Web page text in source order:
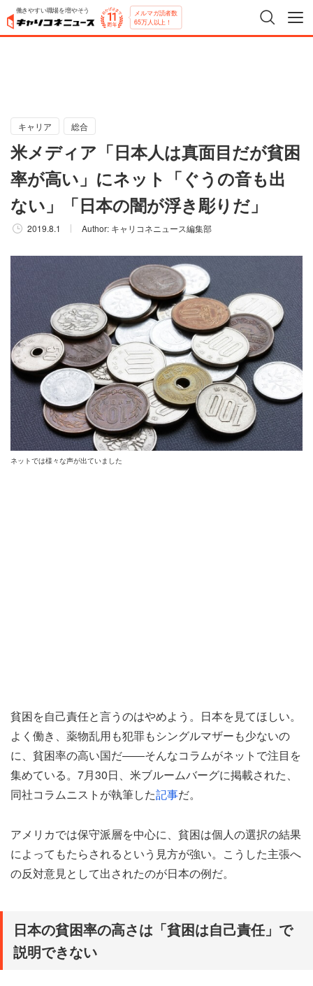
働きやすい職場を増やそう メルマガ読者数
65万人以上！
キャリア 総合
米メディア「日本人は真面目だが貧困
率が高い」にネット「ぐうの音も出
ない」「日本の闇が浮き彫りだ」
2019.8.1 Author: キャリコネニュース編集部
ネットでは様々な声が出ていました
貧困を自己責任と言うのはやめよう。日本を見てほしい。
よく働き、薬物乱用も犯罪もシングルマザーも少ないの
に、貧困率の高い国だ――そんなコラムがネットで注目を
集めている。7月30日、米ブルームバーグに掲載された、
同社コラムニストが執筆した記事だ。
アメリカでは保守派層を中心に、貧困は個人の選択の結果
によってもたらされるという見方が強い。こうした主張へ
の反対意見として出されたのが日本の例だ。
日本の貧困率の高さは「貧困は自己責任」で
説明できない